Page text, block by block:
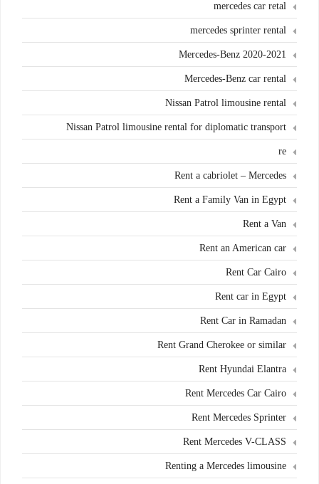
mercedes car retal
mercedes sprinter rental
Mercedes-Benz 2020-2021
Mercedes-Benz car rental
Nissan Patrol limousine rental
Nissan Patrol limousine rental for diplomatic transport
re
Rent a cabriolet – Mercedes
Rent a Family Van in Egypt
Rent a Van
Rent an American car
Rent Car Cairo
Rent car in Egypt
Rent Car in Ramadan
Rent Grand Cherokee or similar
Rent Hyundai Elantra
Rent Mercedes Car Cairo
Rent Mercedes Sprinter
Rent Mercedes V-CLASS
Renting a Mercedes limousine